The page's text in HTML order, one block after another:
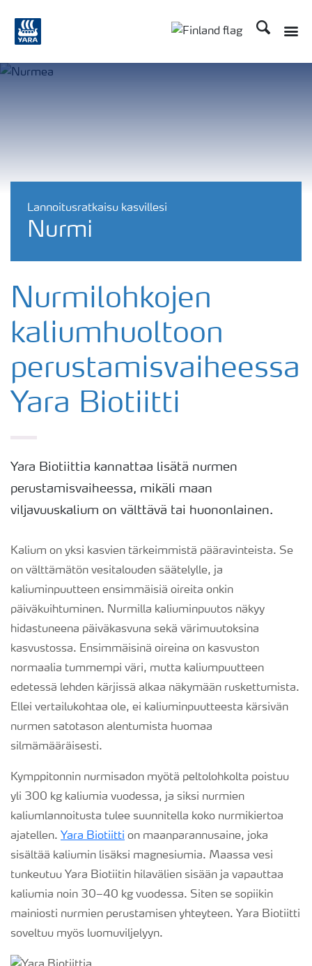
Etsi
Lannoitusratkaisu kasvillesi
Nurmi
Nurmilohkojen
kaliumhuoltoon
perustamisvaiheessa
Yara Biotiitti
Yara Biotiittia kannattaa lisätä nurmen
perustamisvaiheessa, mikäli maan
viljavuuskalium on välttävä tai huononlainen.
Kalium on yksi kasvien tärkeimmistä pääravinteista. Se
on välttämätön vesitalouden säätelylle, ja
kaliuminpuutteen ensimmäisiä oireita onkin
päiväkuihtuminen. Nurmilla kaliuminpuutos näkyy
hidastuneena päiväkasvuna sekä värimuutoksina
kasvustossa. Ensimmäisinä oireina on kasvuston
normaalia tummempi väri, mutta kaliumpuutteen
edetessä lehden kärjissä alkaa näkymään ruskettumista.
Ellei vertailukohtaa ole, ei kaliuminpuutteesta kärsivän
nurmen satotason alentumista huomaa
silmämääräisesti.
Kymppitonnin nurmisadon myötä peltolohkolta poistuu
yli 300 kg kaliumia vuodessa, ja siksi nurmien
kaliumlannoitusta tulee suunnitella koko nurmikiertoa
ajatellen. Yara Biotiitti on maanparannusaine, joka
sisältää kaliumin lisäksi magnesiumia. Maassa vesi
tunkeutuu Yara Biotiitin hilavälien sisään ja vapauttaa
kaliumia noin 30–40 kg vuodessa. Siten se sopiikin
mainiosti nurmien perustamisen yhteyteen. Yara Biotiitti
soveltuu myös luomuviljelyyn.